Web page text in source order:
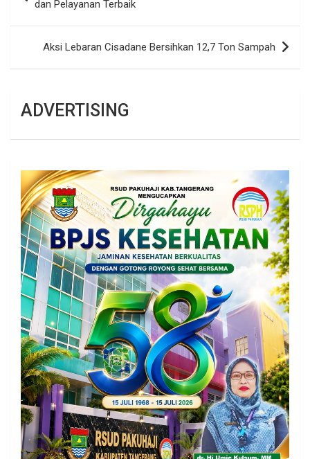
dan Pelayanan Terbaik
Aksi Lebaran Cisadane Bersihkan 12,7 Ton Sampah
ADVERTISING